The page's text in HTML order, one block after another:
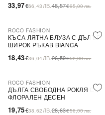
33,97€66,43 ЛВ.48,57€95,00лв.
-31%
ROCO FASHION
КЪСА ЛЯТНА БЛУЗА С ДЪЛЪГ
ШИРОК РЪКАВ BIANCA
18,43€36,04 ЛВ.26,59€52,00лв.
-31%
ROCO FASHION
ДЪЛГА СВОБОДНА РОКЛЯ С
ФЛОРАЛЕН ДЕСЕН
19,75€38,62 ЛВ.28,63€56,00лв.